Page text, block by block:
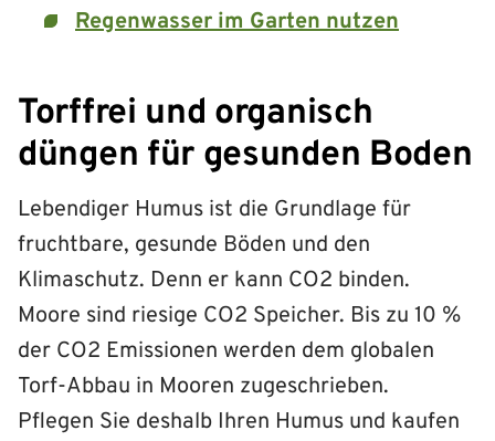
Regenwasser im Garten nutzen
Torffrei und organisch
düngen für gesunden Boden
Lebendiger Humus ist die Grundlage für
fruchtbare, gesunde Böden und den
Klimaschutz. Denn er kann CO2 binden.
Moore sind riesige CO2 Speicher. Bis zu 10 %
der CO2 Emissionen werden dem globalen
Torf-Abbau in Mooren zugeschrieben.
Pflegen Sie deshalb Ihren Humus und kaufen